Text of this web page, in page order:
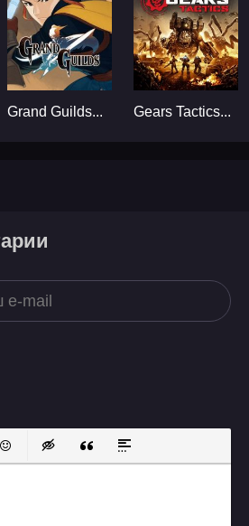
Grand Guilds... Gears Tactics...
список
ссылкузащищенную ссылку
Вставить смайлик
Вставка скрытого текста
Вставка цитаты
Вставка спойлера